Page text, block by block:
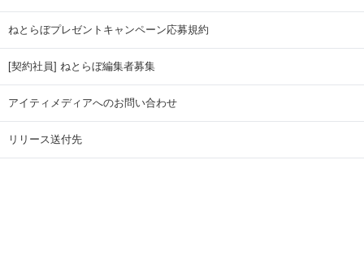
ねとらぼプレゼントキャンペーン応募規約
[契約社員] ねとらぼ編集者募集
アイティメディアへのお問い合わせ
リリース送付先